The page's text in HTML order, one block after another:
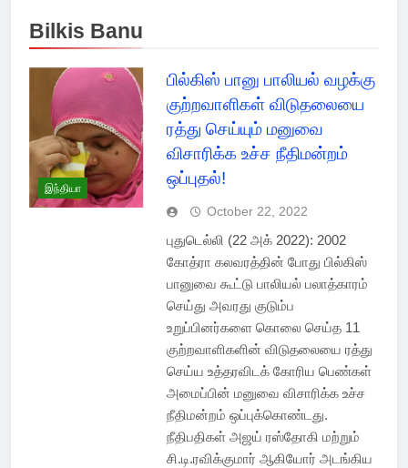
Bilkis Banu
இந்தியா
பில்கிஸ் பானு பாலியல் வழக்கு
குற்றவாளிகள் விடுதலையை
ரத்து செய்யும் மனுவை
விசாரிக்க உச்ச நீதிமன்றம்
ஒப்புதல்!
October 22, 2022
புதுடெல்லி (22 அக் 2022): 2002
கோத்ரா கலவரத்தின் போது பில்கிஸ்
பானுவை கூட்டு பாலியல் பலாத்காரம்
செய்து அவரது குடும்ப
உறுப்பினர்களை கொலை செய்த 11
குற்றவாளிகளின் விடுதலையை ரத்து
செய்ய உத்தரவிடக் கோரிய பெண்கள்
அமைப்பின் மனுவை விசாரிக்க உச்ச
நீதிமன்றம் ஒப்புக்கொண்டது.
நீதிபதிகள் அஜய் ரஸ்தோகி மற்றும்
சி.டி.ரவிக்குமார் ஆகியோர் அடங்கிய